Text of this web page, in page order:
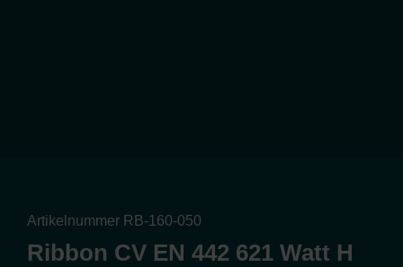
Artikelnummer RB-160-050
Ribbon CV EN 442 621 Watt H